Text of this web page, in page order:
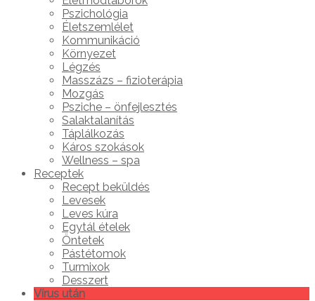
Pszichológia
Életszemlélet
Kommunikáció
Környezet
Légzés
Masszázs – fizioterápia
Mozgás
Psziche – önfejlesztés
Salaktalanítás
Táplálkozás
Káros szokások
Wellness – spa
Receptek
Recept beküldés
Levesek
Leves kúra
Egytál ételek
Öntetek
Pástétomok
Turmixok
Desszert
Vírus után